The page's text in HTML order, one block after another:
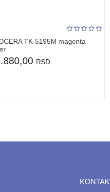
TK-5195M magenta
RSD.